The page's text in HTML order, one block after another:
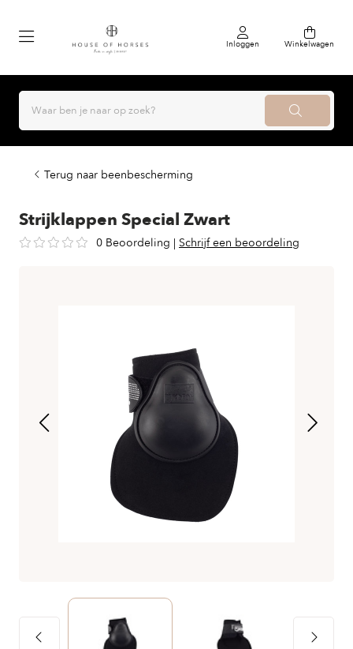
Inloggen Winkelwagen
Terug naar beenbescherming
Strijklappen Special Zwart
0 Beoordeling | Schrijf een beoordeling